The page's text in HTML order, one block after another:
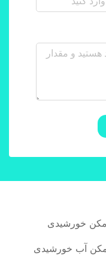
خورشیدی
آب خورشیدی